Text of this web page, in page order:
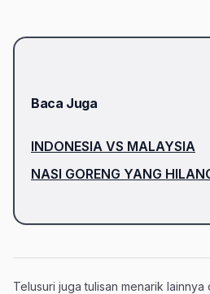
Baca Juga
INDONESIA VS MALAYSIA
NASI GORENG YANG
Telusuri juga tulisan menarik lainnya